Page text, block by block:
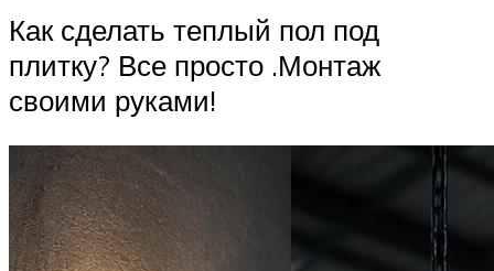
Как сделать теплый пол под
плитку? Все просто .Монтаж
своими руками!